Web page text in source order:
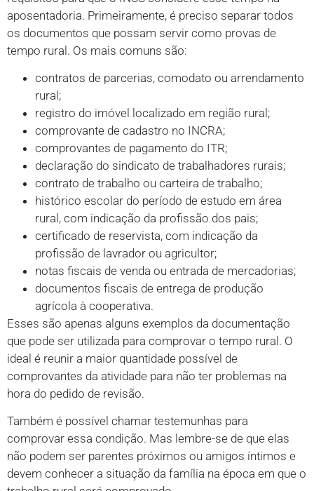
aposentadoria. Primeiramente, é preciso separar todos
os documentos que possam servir como provas de
tempo rural. Os mais comuns são:
contratos de parcerias, comodato ou arrendamento
rural;
registro do imóvel localizado em região rural;
comprovante de cadastro no INCRA;
comprovantes de pagamento do ITR;
declaração do sindicato de trabalhadores rurais;
contrato de trabalho ou carteira de trabalho;
histórico escolar do período de estudo em área
rural, com indicação da profissão dos pais;
certificado de reservista, com indicação da
profissão de lavrador ou agricultor;
notas fiscais de venda ou entrada de mercadorias;
documentos fiscais de entrega de produção
agrícola à cooperativa.
Esses são apenas alguns exemplos da documentação
que pode ser utilizada para comprovar o tempo rural. O
ideal é reunir a maior quantidade possível de
comprovantes da atividade para não ter problemas na
hora do pedido de revisão.
Também é possível chamar testemunhas para
comprovar essa condição. Mas lembre-se de que elas
não podem ser parentes próximos ou amigos íntimos e
devem conhecer a situação da família na época em que o